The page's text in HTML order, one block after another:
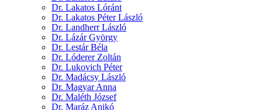
Dr. Lakatos Lóránt
Dr. Lakatos Péter László
Dr. Landherr László
Dr. Lázár György
Dr. Lestár Béla
Dr. Lóderer Zoltán
Dr. Lukovich Péter
Dr. Madácsy László
Dr. Magyar Anna
Dr. Maléth József
Dr. Maráz Anikó